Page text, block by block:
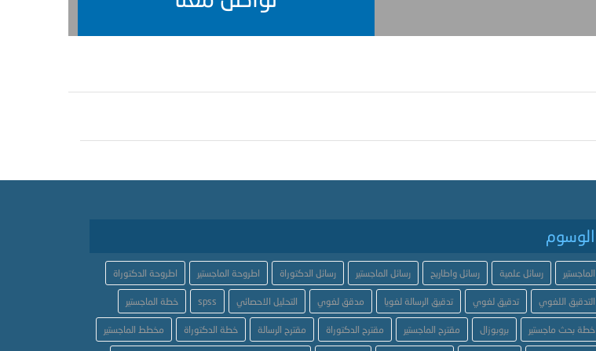
الوسوم
الماجستير رسائل علمية رسائل واطاريح رسائل الماجستير رسائل الدكتوراة اطروحة الماجستير اطروحة الدكتوراة
التدقيق اللغوي تدقيق لغوي تدقيق الرسالة لغويا مدقق لغوي التحليل الاحصائي spss خطة الماجستير
خطة بحث ماجستير بروبوزال مقترح الماجستير مقترح الدكتوراة مقترح الرسالة خطة الدكتوراة مخطط الماجستير